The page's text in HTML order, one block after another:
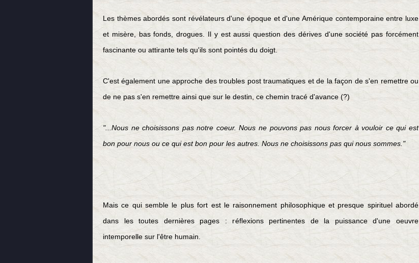
Les thèmes abordés sont révélateurs d'une époque et d'une Amérique contemporaine entre luxe
et misère, bas fonds, drogues. Il y est aussi question des dérives d'une société pas forcément
fascinante ou attirante tels qu'ils sont pointés du doigt.
C'est également une approche des troubles post traumatiques et de la façon de s'en remettre ou
de ne pas s'en remettre ainsi que sur le destin, ce chemin tracé d'avance (?)
"...Nous ne choisissons pas notre coeur. Nous ne pouvons pas nous forcer à vouloir ce qui est
bon pour nous ou ce qui est bon pour les autres. Nous ne choisissons pas qui nous sommes."
Mais ce qui semble le plus fort est le raisonnement philosophique et presque spirituel abordé
dans les toutes dernières pages : réflexions pertinentes de la puissance d'une oeuvre
intemporelle sur l'être humain.